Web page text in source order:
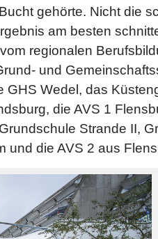
gehörte. Nicht die
am besten
regionalen
und
GHS Wedel, das
die AVS 1
Strande II,
und die AVS 2 aus